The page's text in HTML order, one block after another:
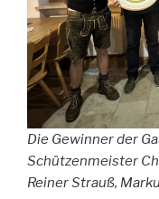
Die Gewinner der
Schützenmeister
Reiner Strauß,